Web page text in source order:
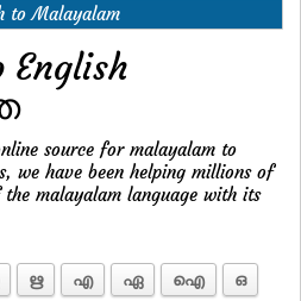
to Malayalam
source for malayalam to
we have been helping millions of
malayalam language with its
ഋ എ ഏ ഐ ഒ